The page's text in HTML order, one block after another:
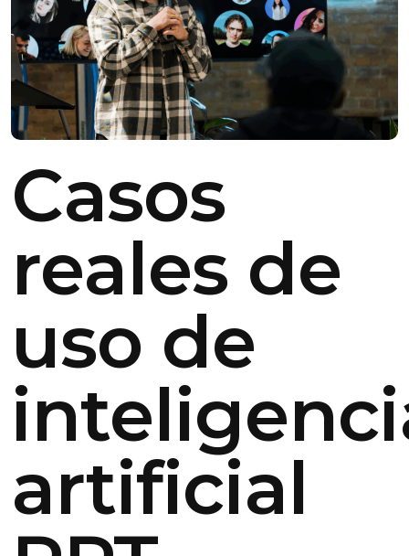
Casos
reales de
uso de
artificial